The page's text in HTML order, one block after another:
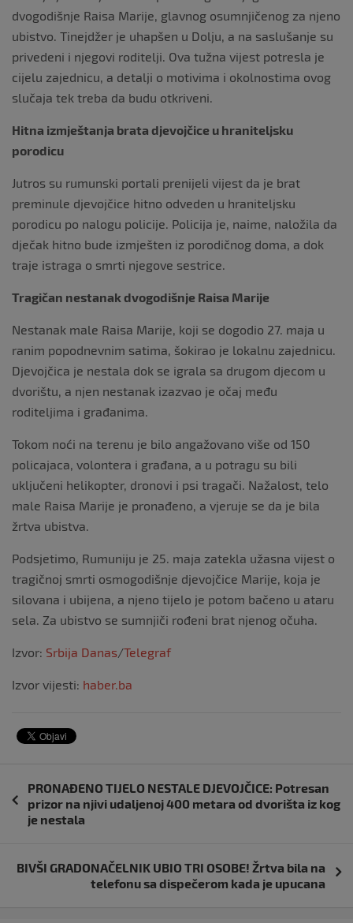
dvogodišnje Raisa Marije, glavnog osumnjičenog za njeno
ubistvo. Tinejdžer je uhapšen u Dolju, a na saslušanje su
privedeni i njegovi roditelji. Ova tužna vijest potresla je
cijelu zajednicu, a detalji o motivima i okolnostima ovog
slučaja tek treba da budu otkriveni.
Hitna izmještanja brata djevojčice u hraniteljsku
porodicu
Jutros su rumunski portali prenijeli vijest da je brat
preminule djevojčice hitno odveden u hraniteljsku
porodicu po nalogu policije. Policija je, naime, naložila da
dječak hitno bude izmješten iz porodičnog doma, a dok
traje istraga o smrti njegove sestrice.
Tragičan nestanak dvogodišnje Raisa Marije
Nestanak male Raisa Marije, koji se dogodio 27. maja u
ranim popodnevnim satima, šokirao je lokalnu zajednicu.
Djevojčica je nestala dok se igrala sa drugom djecom u
dvorištu, a njen nestanak izazvao je očaj među
roditeljima i građanima.
Tokom noći na terenu je bilo angažovano više od 150
policajaca, volontera i građana, a u potragu su bili
uključeni helikopter, dronovi i psi tragači. Nažalost, telo
male Raisa Marije je pronađeno, a vjeruje se da je bila
žrtva ubistva.
Podsjetimo, Rumuniju je 25. maja zatekla užasna vijest o
tragičnoj smrti osmogodišnje djevojčice Marije, koja je
silovana i ubijena, a njeno tijelo je potom bačeno u ataru
sela. Za ubistvo se sumnjiči rođeni brat njenog očuha.
Izvor: Srbija Danas/Telegraf
Izvor vijesti: haber.ba
objava
PRONAĐENO TIJELO NESTALE DJEVOJČICE: Potresan
prizor na njivi udaljenoj 400 metara od dvorišta iz kog
je nestala
BIVŠI GRADONAČELNIK UBIO TRI OSOBE! Žrtva bila na
telefonu sa dispečerom kada je upucana